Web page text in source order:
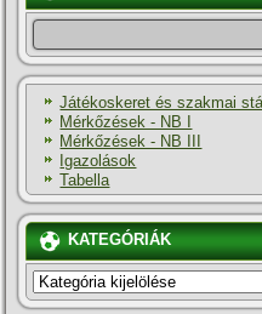
Játékoskeret és szakmai
Mérkőzések - NB I
Mérkőzések - NB III
Igazolások
Tabella
KATEGÓRIÁK
KATEGÓRIÁK